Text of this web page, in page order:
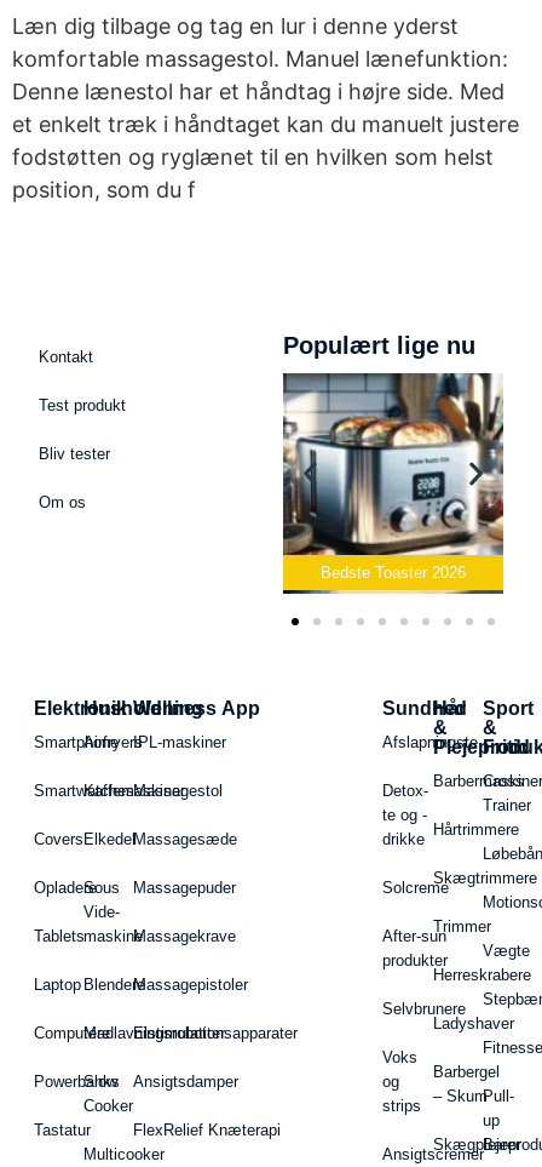
Læn dig tilbage og tag en lur i denne yderst
komfortable massagestol. Manuel lænefunktion:
Denne lænestol har et håndtag i højre side. Med
et enkelt træk i håndtaget kan du manuelt justere
fodstøtten og ryglænet til en hvilken som helst
position, som du f
Kontakt
Test produkt
Bliv tester
Om os
Populært lige nu
Bedste Toaster 2026
Elektronik
Smartphone
Smartwatches
Covers
Opladere
Tablets
Laptop
Computere
Powerbanks
Tastatur
Husholdning
Airfryers
Kaffemaskiner
Elkedel
Sous
Vide-
maskine
Blendere
Madlavningsrobotter
Slow
Cooker
Multicooker
Wellness App
IPL-maskiner
Massagestol
Massagesæde
Massagepuder
Massagekrave
Massagepistoler
Elstimulationsapparater
Ansigtsdamper
FlexRelief Knæterapi
Sundhed
Afslapningste
Detox-
te og -
drikke
Solcreme
After-sun
produkter
Selvbrunere
Voks
og
strips
Ansigtscremer
Hår
&
Hårtrimmere
Skægtrimmere
Trimmer
Herreskrabere
Ladyshaver
Barbergel
– Skum
Sport
&
Fritid
Cross
Trainer
Vægte
Pull-
up
Barer